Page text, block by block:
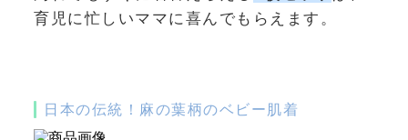
育児に忙しいママに喜んでもらえます。
日本の伝統！麻の葉柄のベビー肌着